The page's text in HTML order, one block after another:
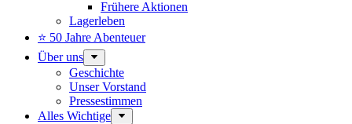
Frühere Aktionen
Lagerleben
⭐ 50 Jahre Abenteuer
Über uns
Geschichte
Unser Vorstand
Pressestimmen
Alles Wichtige